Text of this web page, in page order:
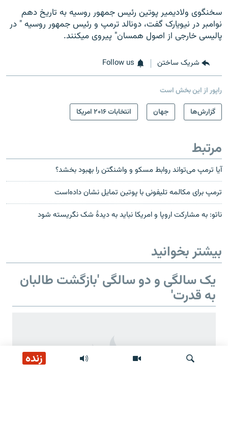
زنده
سخنگوی ولادیمیر پوتین رئیس جمهور روسیه به تاریخ دهم
نوامبر در نیویارک گفت، دونالد ترمپ و رئیس جمهور روسیه " در
پالیسی خارجی از اصول همسان" پیروی می‎کنند.
شریک ساختن Follow us
راپور از این بخش است
گزارش‌ها
جهان انتخابات ۲۰۱۶ امریکا
مرتبط
آیا ترمپ می‌تواند روابط مسکو و واشنگتن را بهبود بخشد؟
ترمپ برای مکالمه تلیفونی با پوتین تمایل نشان داده‌است
ناتو: به مشارکت اروپا و امریکا نباید به دیدۀ شک نگریسته شود
بیشتر بخوانید
یک سالگی و دو سالگی 'بازگشت طالبان
به قدرت'